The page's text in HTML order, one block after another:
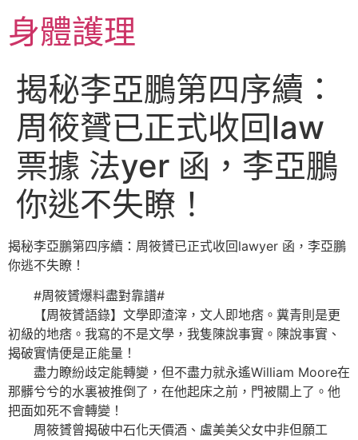
主身體護理
揭秘李亞鵬第四序續：
周筱贇已正式收回law
票據 法yer 函，李亞鵬
你逃不失瞭！
揭秘李亞鵬第四序續：周筱贇已正式收回lawyer 函，李亞鵬
你逃不失瞭！
#周筱贇爆料盡對靠譜#
【周筱贇語錄】文學即渣滓，文人即地痞。糞青則是更
初級的地痞。我寫的不是文學，我隻陳說事實。陳說事實、
揭破實情便是正能量！
盡力瞭紛歧定能轉變，但不盡力就永遙William Moore在
那髒兮兮的水裏被推倒了，在他起床之前，門被關上了。他
把面如死不會轉變！
周筱贇曾揭破中石化天價酒、盧美美父女中非但願工